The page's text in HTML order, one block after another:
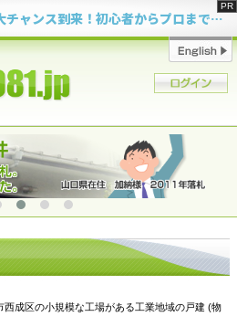
2年連続増加・15年ぶりの大チャンス到来！初心者からプロまで網羅する「競売不動産・超実践投資セミナー」♦神奈川県 横浜 in 神奈川
西成区の小規模な工場がある工業地域の戸建 (物